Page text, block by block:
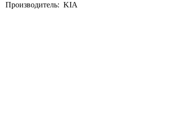
Производитель: KIA